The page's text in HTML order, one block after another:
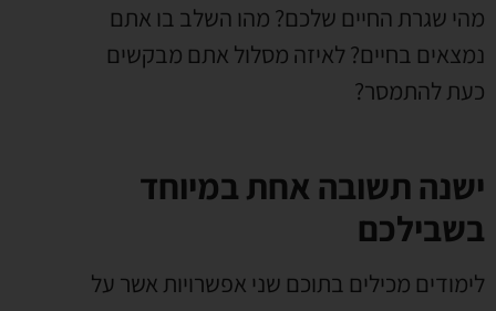
מהי שגרת החיים שלכם? מהו השלב בו אתם
נמצאים בחיים? לאיזה מסלול אתם מבקשים
כעת להתמסר?
ישנה תשובה אחת במיוחד
בשבילכם
לימודים מכילים בתוכם שני אפשרויות אשר על